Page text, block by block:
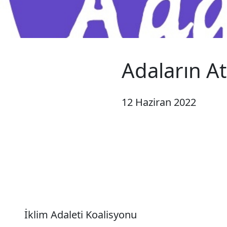
Adaların
12 Haziran 2022
İklim Adaleti Koalisyonu